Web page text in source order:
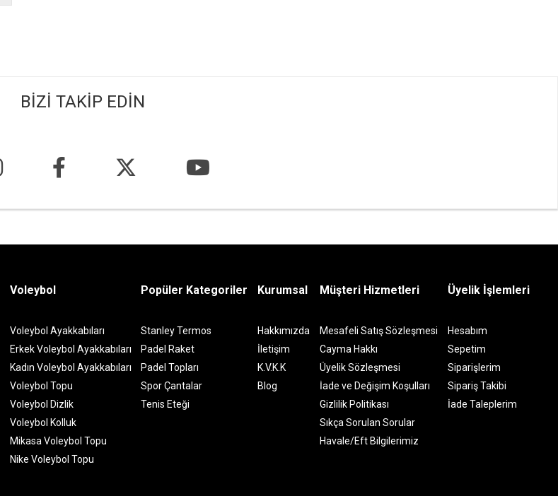
BİZİ TAKİP EDİN
Voleybol
Voleybol Ayakkabıları
Erkek Voleybol Ayakkabıları
Kadın Voleybol Ayakkabıları
Voleybol Topu
Voleybol Dizlik
Voleybol Kolluk
Mikasa Voleybol Topu
Nike Voleybol Topu
Popüler Kategoriler
Stanley Termos
Padel Raket
Padel Topları
Spor Çantalar
Tenis Eteği
Kurumsal
Hakkımızda
İletişim
K.V.K.K
Blog
Müşteri Hizmetleri
Mesafeli Satış Sözleşmesi
Cayma Hakkı
Üyelik Sözleşmesi
İade ve Değişim Koşulları
Gizlilik Politikası
Sıkça Sorulan Sorular
Havale/Eft Bilgilerimiz
Üyelik İşlemleri
Hesabım
Sepetim
Siparişlerim
Sipariş Takibi
İade Taleplerim